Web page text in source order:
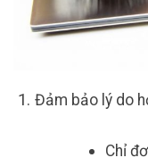
Đảm bảo lý do
Chỉ